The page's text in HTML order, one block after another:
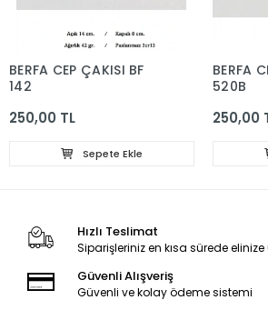
BERFA CEP ÇAKISI BF
142
250,00 TL
Sepete Ekle
BERFA
520B
250,00
Hızlı Teslimat
Siparişleriniz en kısa sürede elinize
Güvenli Alışveriş
Güvenli ve kolay ödeme sistemi